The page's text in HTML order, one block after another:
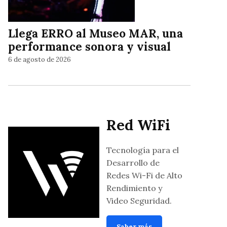
Llega ERRO al Museo MAR, una
performance sonora y visual
6 de agosto de 2026
Red WiFi
Tecnología para el
Desarrollo de
Redes Wi-Fi de Alto
Rendimiento y
Video Seguridad.